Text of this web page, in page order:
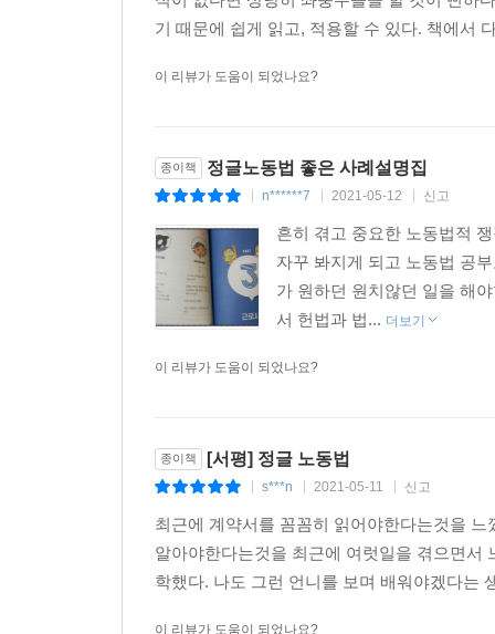
기 때문에 쉽게 읽고, 적용할 수 있다. 책에서
이 리뷰가 도움이 되었나요?
종이책 정글노동법 좋은 사례설명집
n******7 2021-05-12 신고
흔히 겪고 중요한 노동법적
자꾸 봐지게 되고 노동법 공
가 원하던 원치않던 일을 해
서 헌법과 법... 더보기
이 리뷰가 도움이 되었나요?
종이책 [서평] 정글 노동법
s***n 2021-05-11 신고
최근에 계약서를 꼼꼼히 읽어야한다는것을
알아야한다는것을 최근에 여럿일을 겪으면서
학했다. 나도 그런 언니를 보며 배워야겠다는
이 리뷰가 도움이 되었나요?